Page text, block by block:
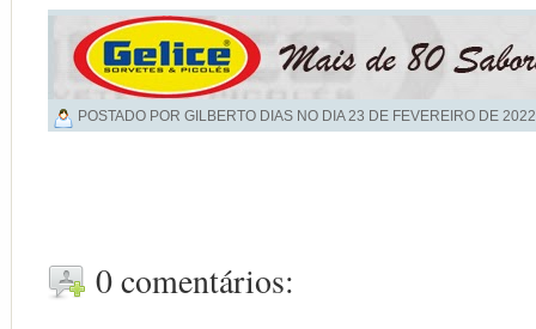
POSTADO POR GILBERTO DIAS NO DIA23 DE FEVEREIRO DE 2022
0 comentários: